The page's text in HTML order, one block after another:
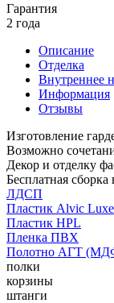
Гарантия
2 года
Описание
Отделка
Внутреннее
Информация
Отзывы
Изготовление
Возможно
Декор и отделку
Бесплатная
ЛДСП
Пластик Alvic Luxe
Пластик HPL
Пленка ПВХ
Полотно АГТ
полки
корзины
штанги